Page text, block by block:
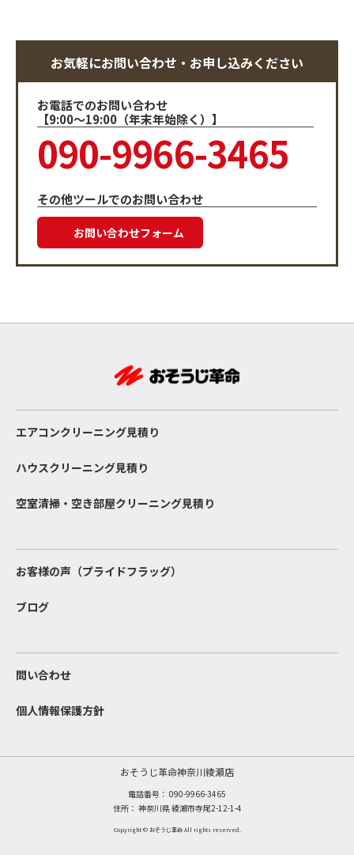
お気軽にお問い合わせ・お申し込みください
お電話でのお問い合わせ
【9:00～19:00（年末年始除く）】
090-9966-3465
その他ツールでのお問い合わせ
お問い合わせフォーム
エアコンクリーニング見積り
ハウスクリーニング見積り
空室清掃・空き部屋クリーニング見積り
お客様の声（プライドフラッグ）
ブログ
問い合わせ
個人情報保護方針
おそうじ革命神奈川綾瀬店
電話番号： 090-9966-3465
住所： 神奈川県 綾瀬市寺尾2-12-1-4
Copyright © おそうじ革命 All rights reserved.